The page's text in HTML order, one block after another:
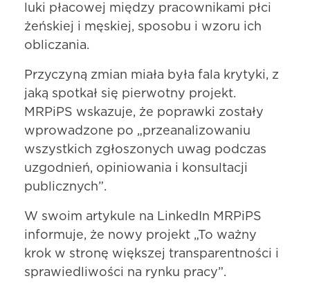
luki płacowej między pracownikami płci
żeńskiej i męskiej, sposobu i wzoru ich
obliczania.
Przyczyną zmian miała była fala krytyki, z
jaką spotkał się pierwotny projekt.
MRPiPS wskazuje, że poprawki zostały
wprowadzone po „przeanalizowaniu
wszystkich zgłoszonych uwag podczas
uzgodnień, opiniowania i konsultacji
publicznych”.
W swoim artykule na LinkedIn MRPiPS
informuje, że nowy projekt „To ważny
krok w stronę większej transparentności i
sprawiedliwości na rynku pracy”.